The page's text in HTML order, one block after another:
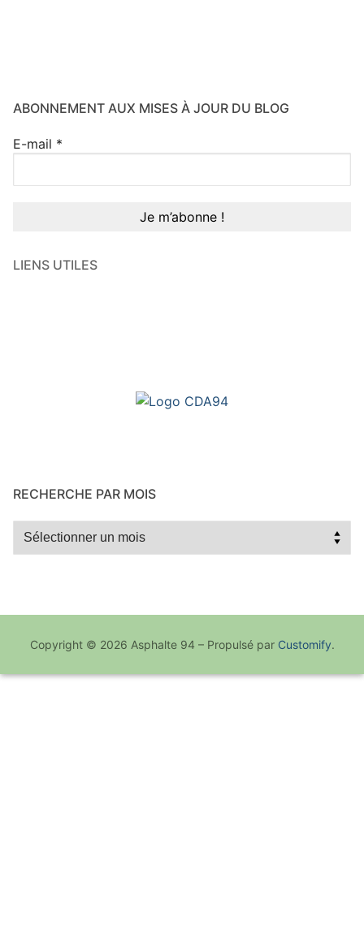
ABONNEMENT AUX MISES À JOUR DU BLOG
E-mail *
LIENS UTILES
RECHERCHE PAR MOIS
Recherche
Copyright © 2026 Asphalte 94 – Propulsé par Customify.